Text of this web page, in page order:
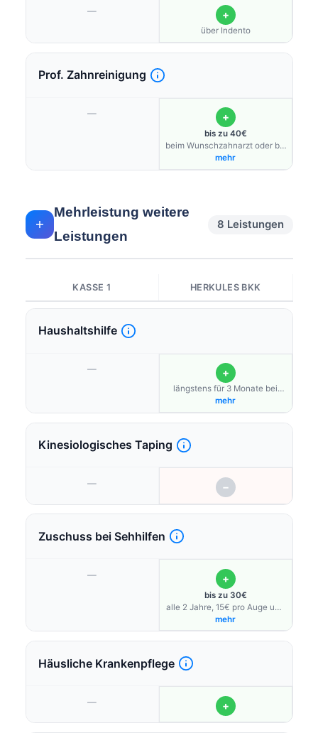
— +
über Indento
Prof. Zahnreinigung
— +
bis zu 40€
beim Wunschzahnarzt oder bis
zu 100% nur bei teilnehmenden
Ärzten
mehr
Mehrleistung weitere
Leistungen
8 Leistungen
KASSE 1 HERKULES BKK
Haushaltshilfe
— +
längstens für 3 Monate bei
Kindern bis 13 Jahre
mehr
Kinesiologisches Taping
— −
Zuschuss bei Sehhilfen
— +
bis zu 30€
alle 2 Jahre, 15€ pro Auge und
über Bonusprogramm möglich
mehr
Häusliche Krankenpflege
— +